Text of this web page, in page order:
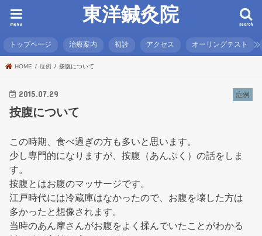
東洋鍼灸院 search
menu
トップページ 治療案内 初診 アクセス オーリングテスト
HOME 症例 按腹について
症例
2015.07.29
按腹について
この時期、食べ過ぎの方も多いと思います。
少し専門的になりますが、按腹（あんぷく）の話をしま
す。
按腹とはお腹のマッサージです。
江戸時代には冷蔵庫はなかったので、お腹を壊した方は
多かったと想像されます。
当時のあん摩さんがお腹をよく揉んでいたことがわかる